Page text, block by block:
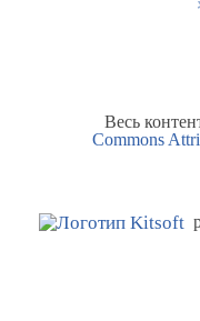
Весь
Commons